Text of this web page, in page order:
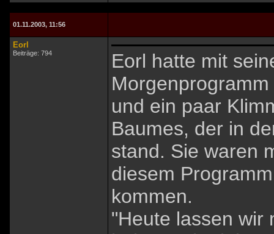
01.11.2003, 11:56
Eorl
Beiträge: 794
Eorl hatte mit
und ein paar
Baumes, der in
stand. Sie waren
diesem
kommen.
"Heute lassen wir